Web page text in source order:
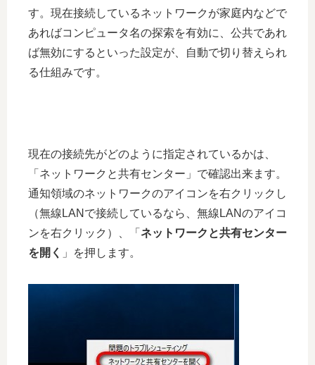
す。現在接続しているネットワークが家庭内などで
あればコンピュータ名の探索を有効に、公共であれ
ば無効にするといった設定が、自動で切り替えられ
る仕組みです。
現在の接続先がどのように指定されているかは、
「ネットワークと共有センター」で確認出来ます。
通知領域のネットワークのアイコンを右クリックし
（無線LANで接続しているなら、無線LANのアイコ
ンを右クリック）、「 ネットワークと共有センター
を開く
」を押します。